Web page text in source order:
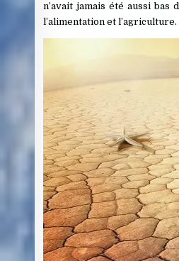
n’avait jamais été aussi bas
l’alimentation et l’agriculture.